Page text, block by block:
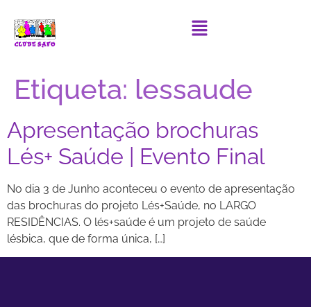
Etiqueta: lessaude
Apresentação brochuras
Lés+ Saúde | Evento Final
No dia 3 de Junho aconteceu o evento de apresentação
das brochuras do projeto Lés+Saúde, no LARGO
RESIDÊNCIAS. O lés+saúde é um projeto de saúde
lésbica, que de forma única, […]